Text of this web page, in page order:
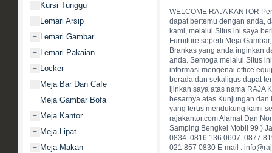
+ Kursi Tunggu
+ Lemari Arsip
+ Lemari Gambar
+ Lemari Pakaian
+ Locker
+ Meja Bar Dan Cafe
Meja Gambar Bofa
+ Meja Kantor
+ Meja Lipat
+ Meja Makan
WELCOME RAJA KANTOR
dapat bertemu dengan anda,
kami, melalui Situs ini saya
Furniture seperti Meja
Brankas yang anda inginkan
anda. Semoga melalui Situs
informasi mengenai office
berada dan sekaligus dapat
ijinkan saya atas nama RAJA
besarnya atas Kunjungan
yang terus mendukung kami
rajakantor.com Alamat Dan
Samping Bengkel Mobil 99 )
0834  0816 136 0607  0877
021 857 0830 E-mail :